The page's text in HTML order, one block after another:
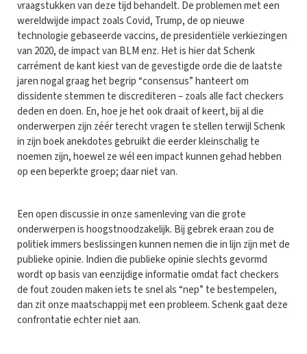
vraagstukken van deze tijd behandelt. De problemen met een
wereldwijde impact zoals Covid, Trump, de op nieuwe
technologie gebaseerde vaccins, de presidentiële verkiezingen
van 2020, de impact van BLM enz. Het is hier dat Schenk
carrément de kant kiest van de gevestigde orde die de laatste
jaren nogal graag het begrip “consensus” hanteert om
dissidente stemmen te discrediteren – zoals alle fact checkers
deden en doen. En, hoe je het ook draait of keert, bij al die
onderwerpen zijn zéér terecht vragen te stellen terwijl Schenk
in zijn boek anekdotes gebruikt die eerder kleinschalig te
noemen zijn, hoewel ze wél een impact kunnen gehad hebben
op een beperkte groep; daar niet van.
Een open discussie in onze samenleving van die grote
onderwerpen is hoogstnoodzakelijk. Bij gebrek eraan zou de
politiek immers beslissingen kunnen nemen die in lijn zijn met de
publieke opinie. Indien die publieke opinie slechts gevormd
wordt op basis van eenzijdige informatie omdat fact checkers
de fout zouden maken iets te snel als “nep” te bestempelen,
dan zit onze maatschappij met een probleem. Schenk gaat deze
confrontatie echter niet aan.